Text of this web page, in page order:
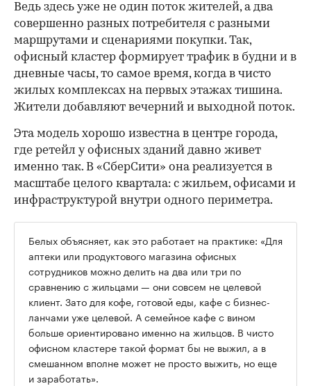
Ведь здесь уже не один поток жителей, а два
совершенно разных потребителя с разными
маршрутами и сценариями покупки. Так,
офисный кластер формирует трафик в будни и в
дневные часы, то самое время, когда в чисто
жилых комплексах на первых этажах тишина.
Жители добавляют вечерний и выходной поток.
Эта модель хорошо известна в центре города,
где ретейл у офисных зданий давно живет
именно так. В «СберСити» она реализуется в
масштабе целого квартала: с жильем, офисами и
инфраструктурой внутри одного периметра.
Белых объясняет, как это работает на практике: «Для
аптеки или продуктового магазина офисных
сотрудников можно делить на два или три по
сравнению с жильцами — они совсем не целевой
клиент. Зато для кофе, готовой еды, кафе с бизнес-
ланчами уже целевой. А семейное кафе с вином
больше ориентировано именно на жильцов. В чисто
офисном кластере такой формат бы не выжил, а в
смешанном вполне может не просто выжить, но еще
и заработать».